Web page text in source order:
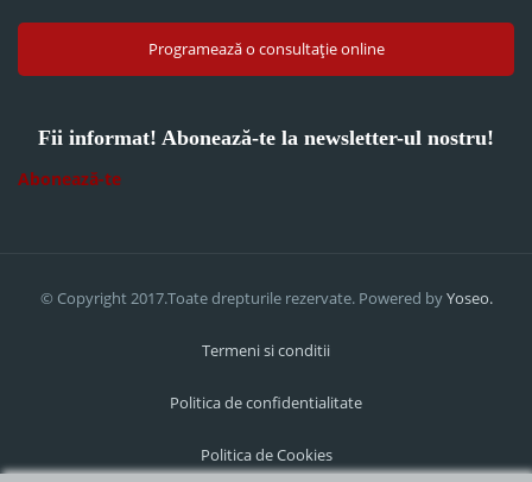
Programează o consultație online
Fii informat! Abonează-te la newsletter-ul nostru!
Abonează-te
© Copyright 2017.Toate drepturile rezervate. Powered byYoseo.
Termeni si conditii
Politica de confidentialitate
Politica de Cookies